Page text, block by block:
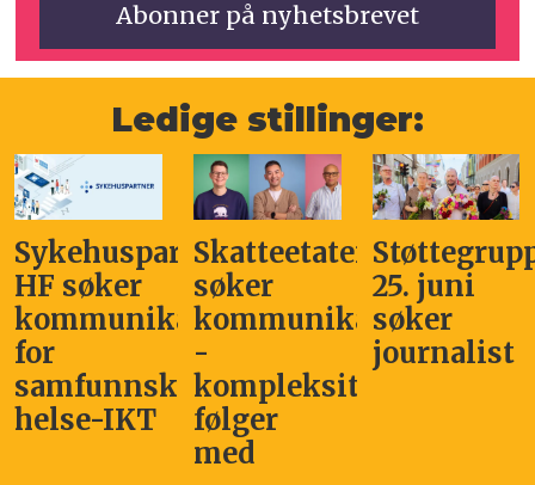
Ledige stillinger:
Sykehuspartner
HF søker
kommunikasjonssjef
for
samfunnskritisk
helse-IKT
Skatteetaten
søker
kommunikasjonsleder
-
kompleksitet
følger
med
25. juni
søker
journalist